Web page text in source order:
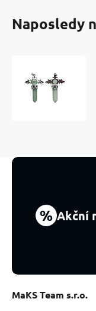
Naposledy
x
12
% Akční
MaKS Team s.r.o.